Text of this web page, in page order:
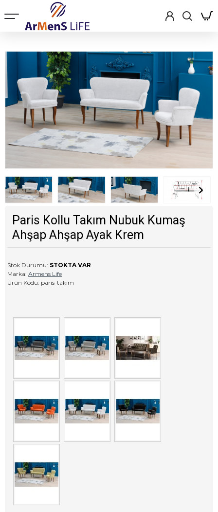
Paris Kollu Takım Nubuk Kumaş
Ahşap Ahşap Ayak Krem
Stok Durumu: STOKTA VAR
Marka: Armens Life
Ürün Kodu: paris-takim